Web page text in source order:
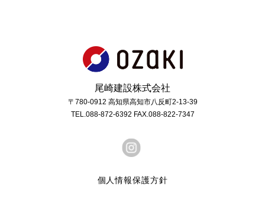
尾崎建設株式会社
〒780-0912 高知県高知市八反町2-13-39
TEL.088-872-6392 FAX.088-822-7347
個人情報保護方針